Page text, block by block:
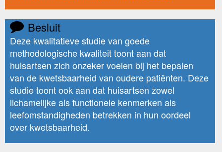
Besluit
Deze kwalitatieve studie van goede
methodologische kwaliteit toont aan dat
huisartsen zich onzeker voelen bij het bepalen
van de kwetsbaarheid van oudere patiënten. Deze
studie toont ook aan dat huisartsen zowel
lichamelijke als functionele kenmerken als
leefomstandigheden betrekken in hun oordeel
over kwetsbaarheid.